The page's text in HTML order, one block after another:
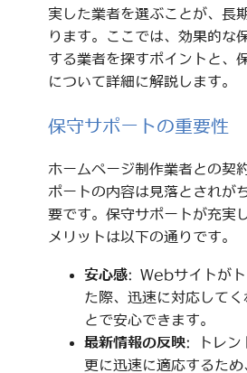
実した業者を選ぶことが、長
ります。ここでは、効果的な
する業者を探すポイントと、
について詳細に解説します。
保守サポートの重要性
ホームページ制作業者との契
ポートの内容は見落とされが
要です。保守サポートが充実
メリットは以下の通りです。
安心感: Webサイトがト
た際、迅速に対応して
とで安心できます。
最新情報の反映: トレン
更に迅速に適応するた